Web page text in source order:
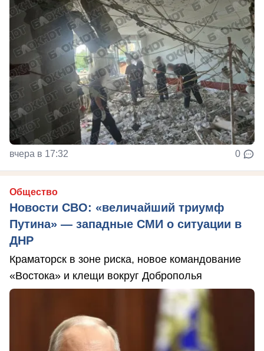
вчера в 17:32 0
Общество
Новости СВО: «величайший триумф
Путина» — западные СМИ о ситуации в
ДНР
Краматорск в зоне риска, новое командование
«Востока» и клещи вокруг Доброполья